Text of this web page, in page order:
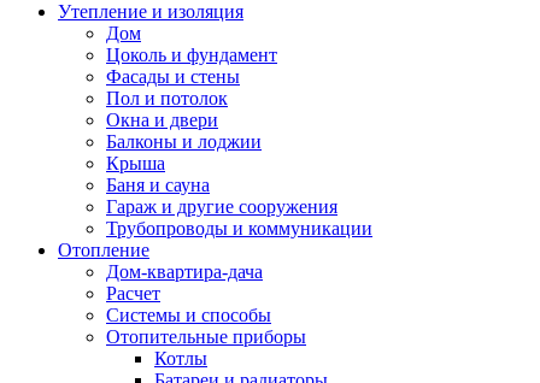
Утепление и изоляция
Дом
Цоколь и фундамент
Фасады и стены
Пол и потолок
Окна и двери
Балконы и лоджии
Крыша
Баня и сауна
Гараж и другие сооружения
Трубопроводы и коммуникации
Отопление
Дом-квартира-дача
Расчет
Системы и способы
Отопительные приборы
Котлы